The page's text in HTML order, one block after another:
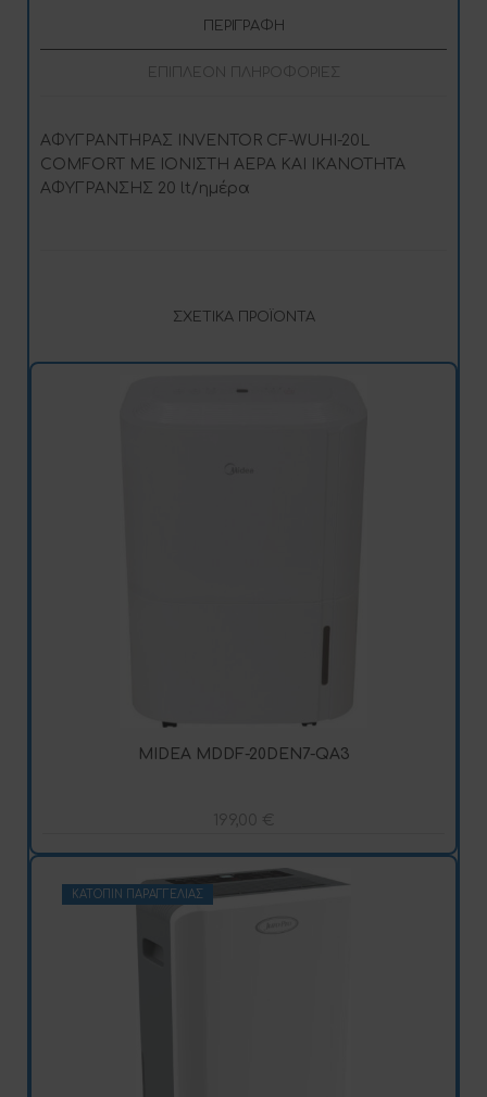
ΠΕΡΙΓΡΑΦΉ
ΕΠΙΠΛΈΟΝ ΠΛΗΡΟΦΟΡΊΕΣ
ΑΦΥΓΡΑΝΤΗΡΑΣ INVENTOR CF-WUHI-20L
COMFORT ΜΕ ΙΟΝΙΣΤΗ ΑΕΡΑ ΚΑΙ ΙΚΑΝΟΤΗΤΑ
ΑΦΥΓΡΑΝΣΗΣ 20 lt/ημέρα
ΣΧΕΤΙΚΆ ΠΡΟΪΌΝΤΑ
MIDEA MDDF-20DEN7-QA3
199,00 €
ΚΑΤΌΠΙΝ ΠΑΡΑΓΓΕΛΊΑΣ